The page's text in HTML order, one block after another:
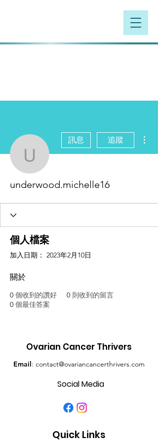
訊息 追蹤
underwood.michelle16
個人檔案
加入日期： 2023年2月10日
關於
0 個收到的讚好 0 則收到的留言
0 個最佳答案
Ovarian Cancer Thrivers
Email: contact@ovariancancerthrivers.com
Social Media
Quick Links